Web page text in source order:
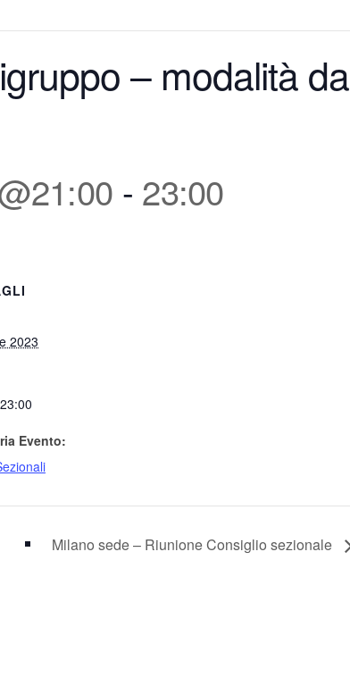
– modalità da
- 23:00
2023
Evento:
Milano sede – Riunione Consiglio sezionale